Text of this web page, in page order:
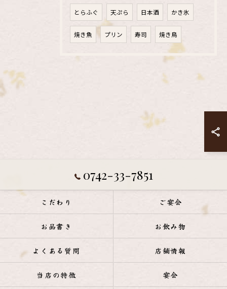
とらふぐ 天ぷら 日本酒 かき氷
焼き魚 プリン 寿司 焼き鳥
0742-33-7851
こだわり ご宴会
お品書き お飲み物
よくある質問 店舗情報
当店の特徴 宴会